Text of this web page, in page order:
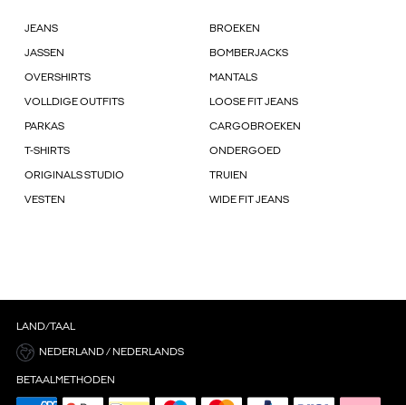
JEANS BROEKEN
JASSEN BOMBERJACKS
OVERSHIRTS MANTALS
VOLLDIGE OUTFITS LOOSE FIT JEANS
PARKAS CARGOBROEKEN
T-SHIRTS ONDERGOED
ORIGINALS STUDIO TRUIEN
VESTEN WIDE FIT JEANS
LAND/TAAL
NEDERLAND / NEDERLANDS
BETAALMETHODEN